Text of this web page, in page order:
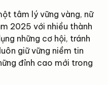
tâm lý vững vàng, nữ
2025 với nhiều thành
những cơ hội, tránh
giữ vững niềm tin
đỉnh cao mới trong